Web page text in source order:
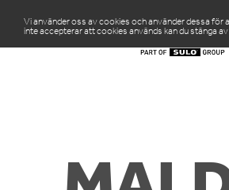
Vi använder oss av cookies och använder dessa för
inte accepterar att cookies används kan du stänga